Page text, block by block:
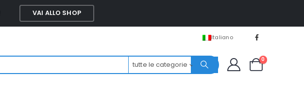
VAI ALLO SHOP
Italiano
tutte le categorie
0